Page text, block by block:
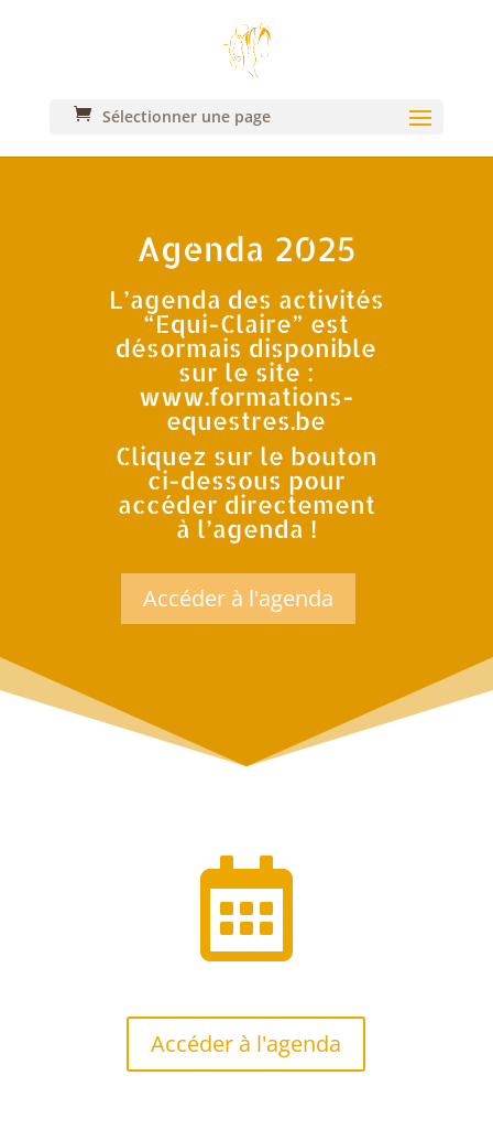
Sélectionner une page
Agenda 2025
L’agenda des activités
“Equi-Claire” est
désormais disponible
sur le site :
www.formations-
equestres.be
Cliquez sur le bouton
ci-dessous pour
accéder directement
à l’agenda !
Accéder à l'agenda

Accéder à l'agenda